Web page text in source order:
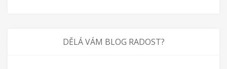
DĚLÁ VÁM BLOG RADOST?